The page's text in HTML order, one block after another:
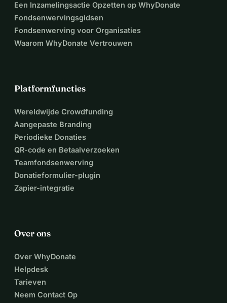
Een Inzamelingsactie Opzetten op WhyDonate
Fondsenwervingsgidsen
Fondsenwerving voor Organisaties
Waarom WhyDonate Vertrouwen
Platformfuncties
Wereldwijde Crowdfunding
Aangepaste Branding
Periodieke Donaties
QR-code en Betaalverzoeken
Teamfondsenwerving
Donatieformulier-plugin
Zapier-integratie
Over ons
Over WhyDonate
Helpdesk
Tarieven
Neem Contact Op